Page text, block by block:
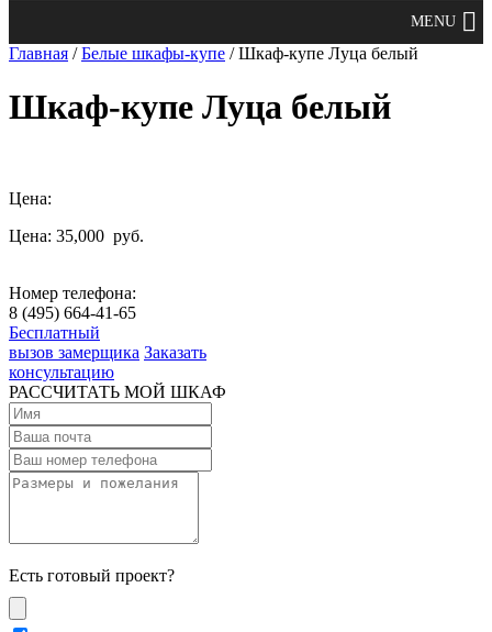
Главная /Белые шкафы-купе / Шкаф-купе Луца белый
Шкаф-купе Луца белый
Цена:
Цена: 35,000 руб.
Номер телефона:
8 (495) 664-41-65
Бесплатный
вызов замерщика Заказать
консультацию
РАССЧИТАТЬ МОЙ ШКАФ
Есть готовый проект?